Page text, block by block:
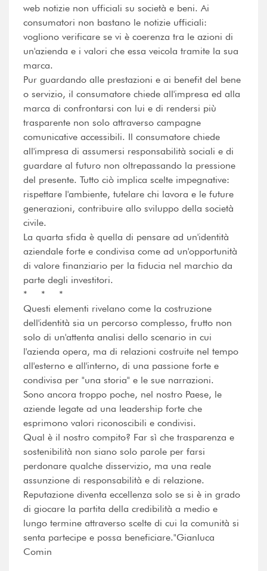
web notizie non ufficiali su società e beni. Ai
consumatori non bastano le notizie ufficiali:
vogliono verificare se vi è coerenza tra le azioni di
un'azienda e i valori che essa veicola tramite la sua
marca.
Pur guardando alle prestazioni e ai benefit del bene
o servizio, il consumatore chiede all'impresa ed alla
marca di confrontarsi con lui e di rendersi più
trasparente non solo attraverso campagne
comunicative accessibili. Il consumatore chiede
all'impresa di assumersi responsabilità sociali e di
guardare al futuro non oltrepassando la pressione
del presente. Tutto ciò implica scelte impegnative:
rispettare l'ambiente, tutelare chi lavora e le future
generazioni, contribuire allo sviluppo della società
civile.
La quarta sfida è quella di pensare ad un'identità
aziendale forte e condivisa come ad un'opportunità
di valore finanziario per la fiducia nel marchio da
parte degli investitori.
* * *
Questi elementi rivelano come la costruzione
dell'identità sia un percorso complesso, frutto non
solo di un'attenta analisi dello scenario in cui
l'azienda opera, ma di relazioni costruite nel tempo
all'esterno e all'interno, di una passione forte e
condivisa per "una storia" e le sue narrazioni.
Sono ancora troppo poche, nel nostro Paese, le
aziende legate ad una leadership forte che
esprimono valori riconoscibili e condivisi.
Qual è il nostro compito? Far sì che trasparenza e
sostenibilità non siano solo parole per farsi
perdonare qualche disservizio, ma una reale
assunzione di responsabilità e di relazione.
Reputazione diventa eccellenza solo se si è in grado
di giocare la partita della credibilità a medio e
lungo termine attraverso scelte di cui la comunità si
senta partecipe e possa beneficiare."Gianluca
Comin